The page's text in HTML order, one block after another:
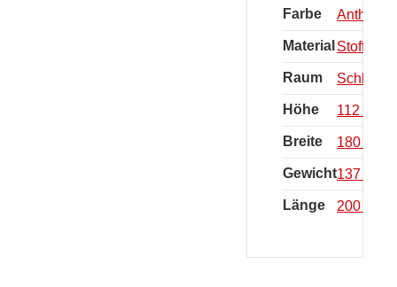
Farbe Anthrazit
Material Stoff
Raum
Höhe 112 cm
Breite 180 cm
Gewicht137 kg
Länge 200 cm